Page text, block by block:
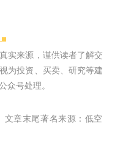
实来源，谨供读者了解交
为投资、买卖、研究等建
众号处理。
文章末尾著名来源：低空